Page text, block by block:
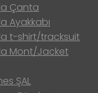
Çanta
Ayakkabı
t-shirt/tracksuit
Mont/Jacket
ŞAL